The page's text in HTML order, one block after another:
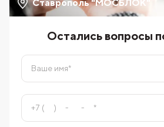
Ставрополь "МОСБЛОК"
Остались вопросы